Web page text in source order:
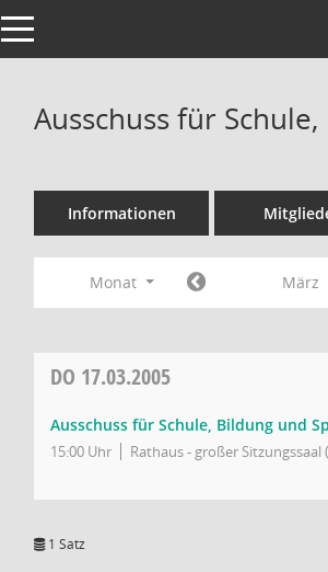
Toggle navigation
Ausschuss für
Informationen
Monat März
DO 17.03.2005
Ausschuss für Schule, Bildung und
15:00 Uhr Rathaus - großer Sitzungssaal
1 Satz